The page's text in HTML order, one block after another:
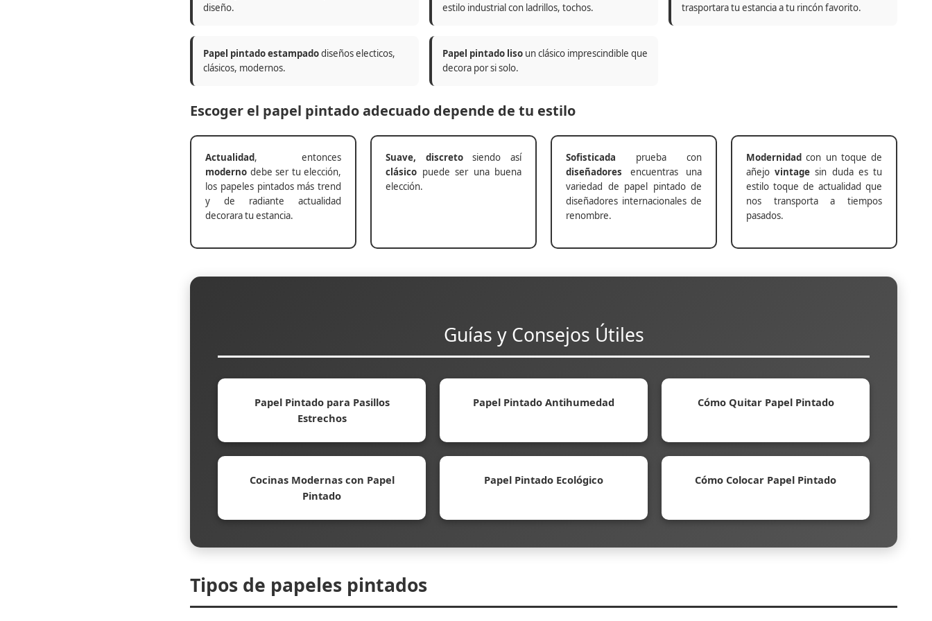
diseño.
estilo industrial con ladrillos, tochos.
trasportara tu estancia a tu rincón favorito.
Papel pintado estampadodiseños electicos,
clásicos, modernos.
Papel pintado liso un clásico imprescindible que
decora por si solo.
Escoger el papel pintado adecuado depende de tu estilo
Actualidad, entonces
moderno debe ser tu elección,
los papeles pintados más trend
y de radiante actualidad
decorara tu estancia.
Suave, discretosiendo así
clásico puede ser una buena
elección.
Sofisticada prueba con
diseñadores encuentras una
variedad de papel pintado de
diseñadores internacionales de
renombre.
Modernidad con un toque de
añejovintage sin duda es tu
estilo toque de actualidad que
nos transporta a tiempos
pasados.
Guías y Consejos Útiles
Papel Pintado para Pasillos
Estrechos
Papel Pintado Antihumedad Cómo Quitar Papel Pintado
Cocinas Modernas con Papel
Pintado
Papel Pintado Ecológico Cómo Colocar Papel Pintado
Tipos de papeles pintados